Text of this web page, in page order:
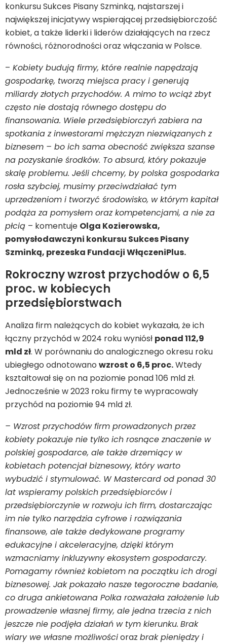
konkursu Sukces Pisany Szminką, najstarszej i
największej inicjatywy wspierającej przedsiębiorczość
kobiet, a także liderki i liderów działających na rzecz
równości, różnorodności oraz włączania w Polsce.
– Kobiety budują firmy, które realnie napędzają
gospodarkę, tworzą miejsca pracy i generują
miliardy złotych przychodów. A mimo to wciąż zbyt
często nie dostają równego dostępu do
finansowania. Wiele przedsiębiorczyń zabiera na
spotkania z inwestorami mężczyzn niezwiązanych z
biznesem – bo ich sama obecność zwiększa szanse
na pozyskanie środków. To absurd, który pokazuje
skalę problemu. Jeśli chcemy, by polska gospodarka
rosła szybciej, musimy przeciwdziałać tym
uprzedzeniom i tworzyć środowisko, w którym kapitał
podąża za pomysłem oraz kompetencjami, a nie za
płcią – komentuje Olga Kozierowska,
pomysłodawczyni konkursu Sukces Pisany
Szminką, prezeska Fundacji WłączeniPlus.
Rokroczny wzrost przychodów o 6,5
proc. w kobiecych
przedsiębiorstwach
Analiza firm należących do kobiet wykazała, że ich
łączny przychód w 2024 roku wyniósł ponad 112,9
mld zł. W porównaniu do analogicznego okresu roku
ubiegłego odnotowano wzrost o 6,5 proc.Wtedy
kształtował się on na poziomie ponad 106 mld zł.
Jednocześnie w 2023 roku firmy te wypracowały
przychód na poziomie 94 mld zł.
– Wzrost przychodów firm prowadzonych przez
kobiety pokazuje nie tylko ich rosnące znaczenie w
polskiej gospodarce, ale także drzemiący w
kobietach potencjał biznesowy, który warto
wybudzić i stymulować. W Mastercard od ponad 30
lat wspieramy polskich przedsiębiorców i
przedsiębiorczynie w rozwoju ich firm, dostarczając
im nie tylko narzędzia cyfrowe i rozwiązania
finansowe, ale także dedykowane programy
edukacyjne i akceleracyjne, dzięki którym
wzmacniamy inkluzywny ekosystem gospodarczy.
Pomagamy również kobietom na początku ich drogi
biznesowej. Jak pokazało nasze tegoroczne badanie,
co druga ankietowana Polka rozważała założenie lub
prowadzenie własnej firmy, ale jedna trzecia z nich
jeszcze nie podjęła działań w tym kierunku. Brak
wiary we własne możliwościoraz brak pieniędzy i